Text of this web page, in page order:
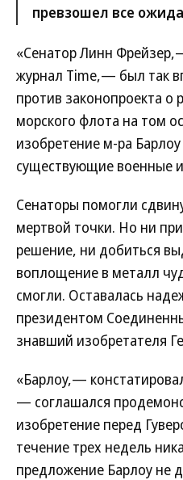
превзошел все
«Сенатор Линн
журнал Time,— был так
против законопроекта о
морского флота на том
изобретение м-ра
существующие военные
Сенаторы помогли
мертвой точки. Но ни
решение, ни добиться
воплощение в металл
смогли. Оставалась
президентом
знавший изобретателя
«Барлоу,—
— соглашался
изобретение перед
течение трех недель
предложение Барлоу не